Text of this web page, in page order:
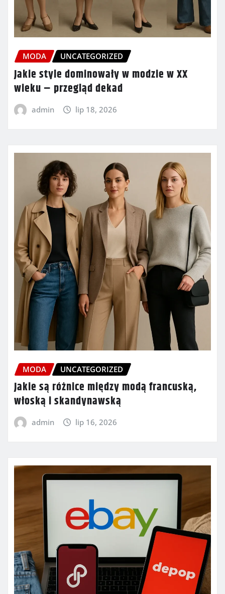
MODA UNCATEGORIZED
Jakie style dominowały w modzie w XX
wieku – przegląd dekad
admin lip 18, 2026
MODA UNCATEGORIZED
Jakie są różnice między modą francuską,
włoską i skandynawską
admin lip 16, 2026